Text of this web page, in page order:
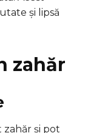
și lipsă
zahăr
și pot